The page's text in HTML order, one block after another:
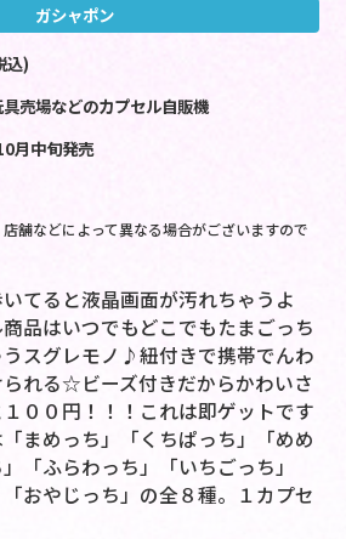
ガシャポン
込)
売場などのカプセル自販機
月中旬発売
舗などによって異なる場合がございますので
てると液晶画面が汚れちゃうよ
品はいつでもどこでもたまごっち
スグレモノ♪紐付きで携帯でんわ
れる☆ビーズ付きだからかわいさ
００円！！！これは即ゲットです
まめっち」「くちぱっち」「めめ
「ふらわっち」「いちごっち」
「おやじっち」の全８種。１カプセ